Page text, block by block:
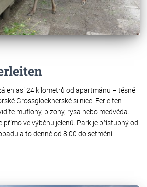
asi 24 kilometrů od apartmánu – těsně
Grossglocknerské silnice. Ferleiten
muflony, bizony, rysa nebo medvěda.
přímo ve výběhu jelenů. Park je přístupný od
a to denně od 8:00 do setmění.